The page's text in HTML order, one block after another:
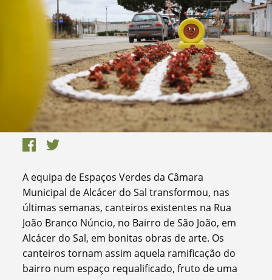
Filters
A equipa de Espaços Verdes da Câmara
Municipal de Alcácer do Sal transformou, nas
últimas semanas, canteiros existentes na Rua
João Branco Núncio, no Bairro de São João, em
Alcácer do Sal, em bonitas obras de arte. Os
canteiros tornam assim aquela ramificação do
bairro num espaço requalificado, fruto de uma